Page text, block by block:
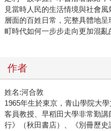
見當時人民的生活情境與社會
層面的百姓日常，完整具體地
町時代如何一步步走向更加混
作者
姓名:河合敦
1965年生於東京，青山學院大
客員教授、早稻田大學非常勤
行》（秋田書店）、《別冊歷